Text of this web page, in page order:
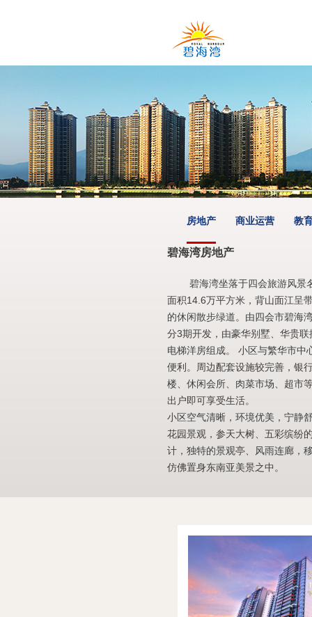
房地产 商业运营 教
碧海湾房地产
碧海湾坐落于四会旅游风景
面积14.6万平方米，背山面江呈
的休闲散步绿道。由四会市碧海
分3期开发，由豪华别墅、华贵
电梯洋房组成。 小区与繁华市中
便利。周边配套设施较完善，银
楼、休闲会所、肉菜市场、超市
出户即可享受生活。
小区空气清晰，环境优美，宁静
花园景观，参天大树、五彩缤纷
计，独特的景观亭、风雨连廊，
仿佛置身东南亚美景之中。